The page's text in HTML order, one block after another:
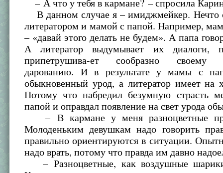
– А что у тебя в кармане? – спросила
В данном случае я – имиджмейкер. Нечто
литератором и мамой с папой. Например,
– «давай этого делать не бу­дем». А папа
А литератор выдумывает их диалоги,
припетрушива-ет сообразно своему
дарованию. И в результате у мамы с
обыкновенный урод, а литератор имеет на
Потому что набредил безумную страсть
папой и оправдал появление на свет урода
– В кармане у меня разноцветные
Молоденьким девушкам надо говорить
правильно ориентируются в ситуации.
надо врать, потому что правда им давно
– Разноцветные, как воздушные